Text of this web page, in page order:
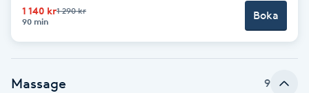
1 140 kr1 290 kr
90 min
Boka
Massage 9